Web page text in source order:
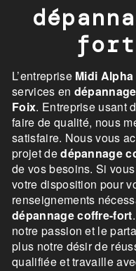
L’entreprise Midi
services en
Foix. Entreprise usant
faire de qualité, nous
satisfaire. Nous vous
projet dedépannage
de vos besoins. Si
votre disposition pour
renseignements
dépannage coffre-fort
notre passion et le
plus notre désir de
qualifiée et travaille